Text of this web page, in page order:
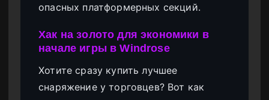
опасных платформерных секций.
Хак на золото для экономики в
начале игры в Windrose
Хотите сразу купить лучшее
снаряжение у торговцев? Вот как